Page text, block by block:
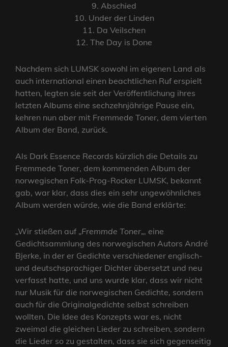
9. Abschied
10. Under der Linden
11. Da Veilschen
12. The Day is Done
Nachdem sich LUMSK sowohl im eigenen Land als
auch international einen beachtlichen Ruf erspielt
hatten, legten sie seit der Veröffentlichung ihres
letzten Albums eine sechzehnjährige Pause ein,
kehren nun aber mit Fremmede Toner, dem vierten
Album der Band, zurück.
Als Dark Essence Records kürzlich die Details zu
Fremmede Toner, dem kommenden Album der
norwegischen Folk-Prog-Rocker LUMSK, bekannt
gab, war klar, dass dies ein sehr ungewöhnliches
Album werden würde, wie die Band erklärte:
„Wir stießen auf „Fremmde Toner„, eine
Gedichtsammlung des norwegischen Autors André
Bjerke, in der er Gedichte verschiedener englisch-
und deutschsprachiger Dichter übersetzt und neu
verfasst hatte, und uns wurde klar, dass wir nicht
nur Musik für die norwegischen Gedichte, sondern
auch für die Originalgedichte selbst schreiben
wollten. Die Idee des Konzepts war es, nicht
zweimal die gleichen Lieder zu schreiben, sondern
die Lieder so zu gestalten, dass sie sich gegenseitig